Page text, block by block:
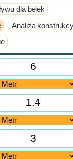
dla belek
Analiza